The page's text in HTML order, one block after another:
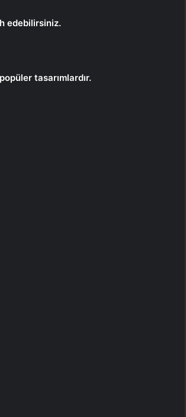
edebilirsiniz.
tasarımlardır.